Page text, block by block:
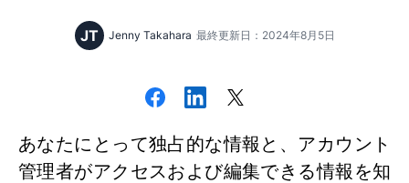
JT Jenny Takahara 最終更新日：2024年8月5日
あなたにとって独占的な情報と、アカウント
管理者がアクセスおよび編集できる情報を知